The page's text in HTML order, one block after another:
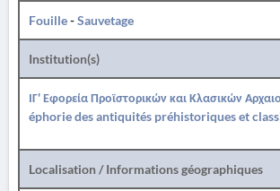
Fouille-Sauvetage
Institution(s)
ΙΓ' Εφορεία Προϊστορικών και Κλασικών
éphorie des antiquités préhistoriques et
Localisation / Informations géographiques